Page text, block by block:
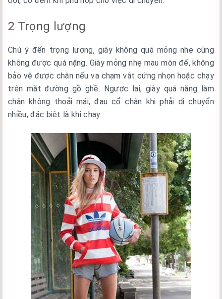
2 Trọng lượng
Chú ý đến trọng lượng, giày không quá mỏng nhẹ cũng
không được quá nặng. Giày mỏng nhẹ mau mòn đế, không
bảo vệ được chân nếu va chạm vật cứng nhọn hoặc chạy
trên mặt đường gồ ghề. Ngược lại, giày quá nặng làm
chân không thoải mái, đau cổ chân khi phải di chuyển
nhiều, đặc biệt là khi chạy.